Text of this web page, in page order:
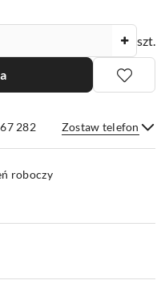
szt.
282 Zostaw telefon
roboczy